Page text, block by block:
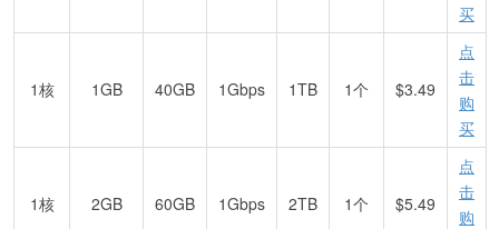
买
1核 1GB 40GB 1Gbps 1TB 1个 $3.49
点
击
购
买
1核 2GB 60GB 1Gbps 2TB 1个 $5.49
点
击
购